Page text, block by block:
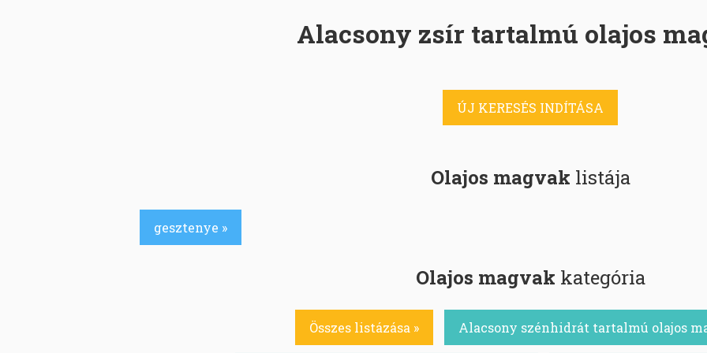
Alacsony zsír tartalmú olajos
ÚJ KERESÉS INDÍTÁSA
Olajos magvak listája
gesztenye »
Olajos magvak kategória
Összes listázása » Alacsony szénhidrát tartalmú olajos